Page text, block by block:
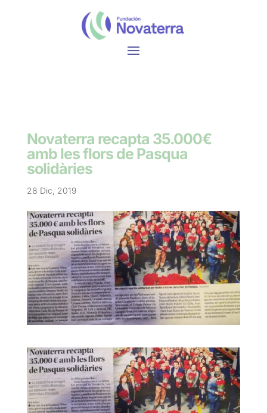
Novaterra recapta 35.000€
amb les flors de Pasqua
solidàries
28 Dic, 2019